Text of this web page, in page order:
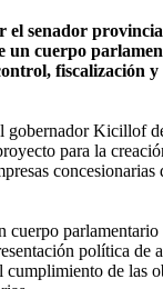
senador
un cuerpo
fiscalización
gobernador Kicillof
para la
política de
de las